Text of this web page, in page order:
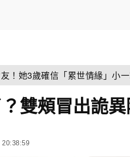
！她3歲確信「累世情緣」小
雙頰冒出詭
20:38:59